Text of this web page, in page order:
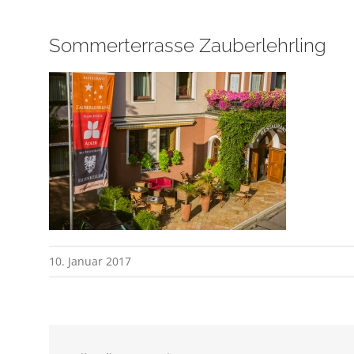
Sommerterrasse Zauberlehrling
10. Januar 2017